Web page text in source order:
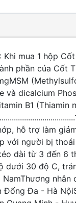
Khi mua 1
phần của Cốt
và dicalcium
B1 (Thiamin
hỗ trợ làm
người bị
dài từ 3 đến
30 độ C,
Đa - Hà